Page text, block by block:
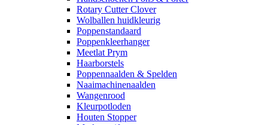
Rotary Cutter Clover
Wolballen huidkleurig
Poppenstandaard
Poppenkleerhanger
Meetlat Prym
Haarborstels
Poppennaalden & Spelden
Naaimachinenaalden
Wangenrood
Kleurpotloden
Houten Stopper